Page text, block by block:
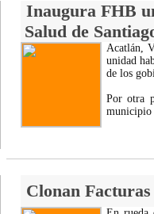
Inaugura FHB
Salud de
Acatlán,
unidad
de los
Por otra
municipio
Clonan